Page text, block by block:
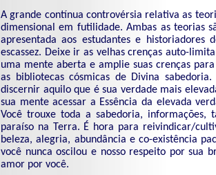
A grande contínua controvérsia relativa as
dimensional em futilidade. Ambas as teorias
apresentada aos estudantes e
escassez. Deixe ir as velhas crenças auto-
uma mente aberta e amplie suas crenças
as bibliotecas cósmicas de Divina
discernir aquilo que é sua verdade mais
sua mente acessar a Essência da elevada
Você trouxe toda a sabedoria,
paraíso na Terra. É hora para reivindicar/
beleza, alegria, abundância e co-existência
você nunca oscilou e nosso respeito por sua
amor por você.